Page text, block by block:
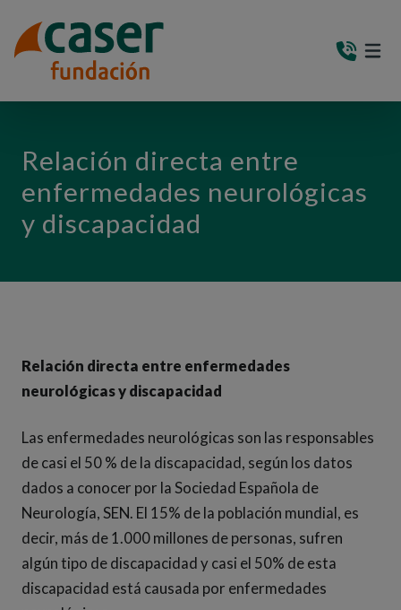
Relación directa entre
enfermedades neurológicas
y discapacidad
Relación directa entre enfermedades
neurológicas y discapacidad
Las enfermedades neurológicas son las responsables
de casi el 50 % de la discapacidad, según los datos
dados a conocer por la Sociedad Española de
Neurología, SEN. El 15% de la población mundial, es
decir, más de 1.000 millones de personas, sufren
algún tipo de discapacidad y casi el 50% de esta
discapacidad está causada por enfermedades